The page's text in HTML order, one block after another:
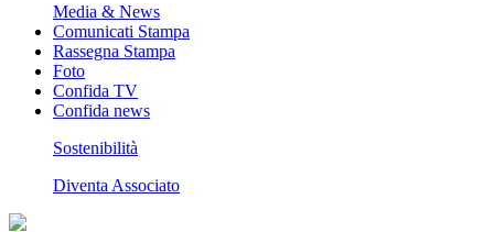
Media & News
Comunicati Stampa
Rassegna Stampa
Foto
Confida TV
Confida news
Sostenibilità
Diventa Associato